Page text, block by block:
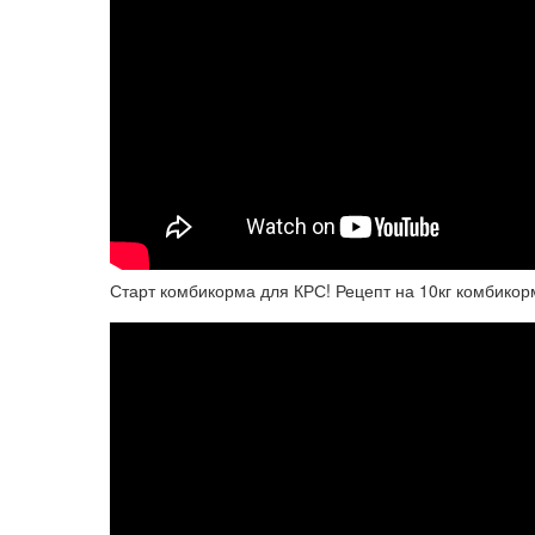
Старт комбикорма для КРС! Рецепт на 10кг